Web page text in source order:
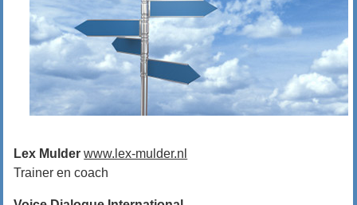
Lex Mulder www.lex-mulder.nl
Trainer en coach